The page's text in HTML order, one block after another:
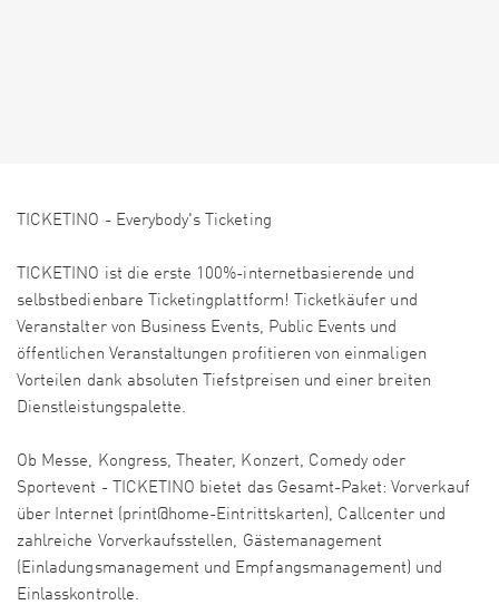
TICKETINO - Everybody's Ticketing
TICKETINO ist die erste 100%-internetbasierende und
selbstbedienbare Ticketingplattform! Ticketkäufer und
Veranstalter von Business Events, Public Events und
öffentlichen Veranstaltungen profitieren von einmaligen
Vorteilen dank absoluten Tiefstpreisen und einer breiten
Dienstleistungspalette.
Ob Messe, Kongress, Theater, Konzert, Comedy oder
Sportevent - TICKETINO bietet das Gesamt-Paket: Vorverkauf
über Internet (print@home-Eintrittskarten), Callcenter und
zahlreiche Vorverkaufsstellen, Gästemanagement
(Einladungsmanagement und Empfangsmanagement) und
Einlasskontrolle.